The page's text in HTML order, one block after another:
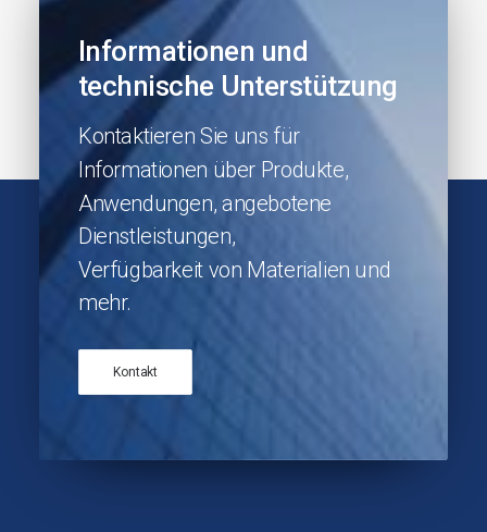
Informationen und
technische Unterstützung
Kontaktieren Sie uns für
Informationen über Produkte,
Anwendungen, angebotene
Dienstleistungen,
Verfügbarkeit von Materialien und
mehr.
Kontakt